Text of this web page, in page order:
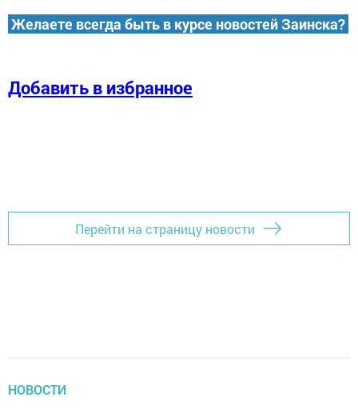
Желаете всегда быть в курсе новостей Заинска?
Добавить в избранное
Перейти на страницу новости
НОВОСТИ